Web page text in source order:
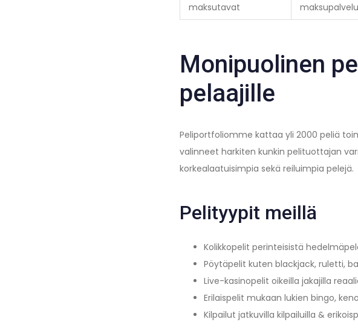
maksutavat
Monipuolinen
pelaajille
Peliportfoliomme kattaa yli 2000 peliä
valinneet harkiten kunkin pelituottajan
korkealaatuisimpia sekä reiluimpia pelejä.
Pelityypit meillä
Kolikkopelit perinteisistä
Pöytäpelit kuten blackjack, ruletti,
Live-kasinopelit oikeilla jakajilla
Erilaispelit mukaan lukien bingo,
Kilpailut jatkuvilla kilpailuilla &